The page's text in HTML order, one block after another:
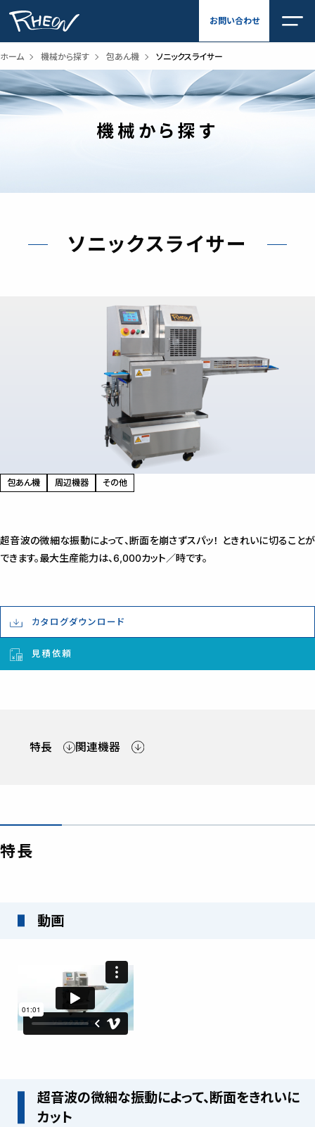
ス
ッ
プ
お問い合わせ
ホーム 機械から探す 包あん機 ソニックスライサー
機械から探す
ソニックスライサー
包あん機 周辺機器 その他
超音波の微細な振動によって、断面を崩さずスパッ！ ときれいに切ることが
できます。最大生産能力は、6,000カット／時です。
カタログダウンロード
見積依頼
特長 関連機器
特長
動画
超音波の微細な振動によって、断面をきれいに
カット